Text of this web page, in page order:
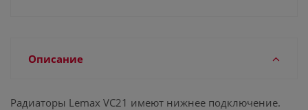
Описание
Радиаторы Lemax VC21 имеют нижнее подключение.